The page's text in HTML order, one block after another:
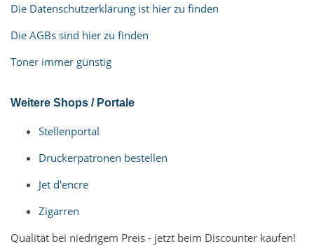
Die Datenschutzerklärung ist hier zu finden
Die AGBs sind hier zu finden
Toner immer günstig
Weitere Shops / Portale
Stellenportal
Druckerpatronen bestellen
Jet d'encre
Zigarren
Qualität bei niedrigem Preis - jetzt beim Discounter kaufen!